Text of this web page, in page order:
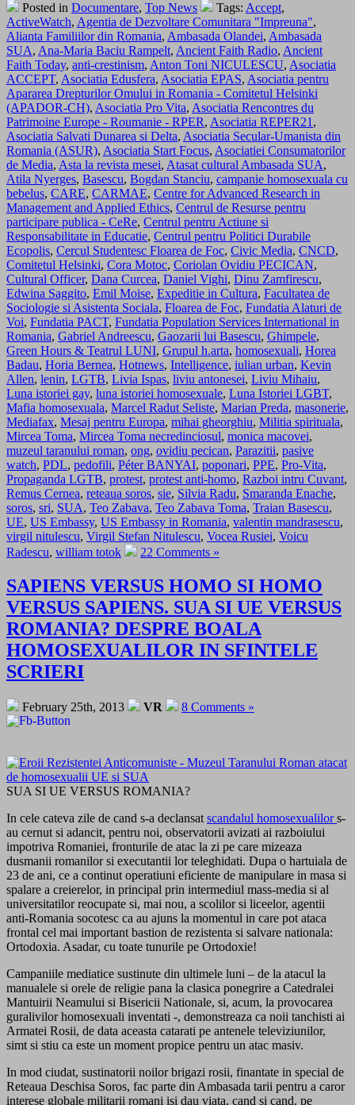
Posted in Documentare, Top News Tags: Accept,
ActiveWatch, Agentia de Dezvoltare Comunitara "Impreuna",
Alianta Familiilor din Romania, Ambasada Olandei, Ambasada
SUA, Ana-Maria Baciu Rampelt, Ancient Faith Radio, Ancient
Faith Today, anti-crestinism, Anton Toni NICULESCU, Asociatia
ACCEPT, Asociatia Edusfera, Asociatia EPAS, Asociatia pentru
Apararea Drepturilor Omului in Romania - Comitetul Helsinki
(APADOR-CH), Asociatia Pro Vita, Asociatia Rencontres du
Patrimoine Europe - Roumanie - RPER, Asociatia REPER21 ,
Asociatia Salvati Dunarea si Delta, Asociatia Secular-Umanista din
Romania (ASUR), Asociatia Start Focus, Asociatiei Consumatorilor
de Media, Asta la revista mesei, Atasat cultural Ambasada SUA,
Atila Nyerges, Basescu, Bogdan Stanciu, campanie homosexuala cu
bebelus, CARE, CARMAE, Centre for Advanced Research in
Management and Applied Ethics, Centrul de Resurse pentru
participare publica - CeRe, Centrul pentru Actiune si
Responsabilitate in Educatie, Centrul pentru Politici Durabile
Ecopolis, Cercul Studentesc Floarea de Foc, Civic Media, CNCD,
Comitetul Helsinki, Cora Motoc, Coriolan Ovidiu PECICAN,
Cultural Officer, Dana Curcea, Daniel Vighi, Dinu Zamfirescu,
Edwina Saggito, Emil Moise, Expeditie in Cultura, Facultatea de
Sociologie si Asistenta Sociala, Floarea de Foc, Fundatia Alaturi de
Voi, Fundatia PACT, Fundatia Population Services International in
Romania, Gabriel Andreescu, Gaozarii lui Basescu, Ghimpele,
Green Hours & Teatrul LUNI, Grupul h.arta, homosexuali, Horea
Badau, Horia Bernea, Hotnews, Intelligence, iulian urban, Kevin
Allen, lenin, LGTB, Livia Ispas, liviu antonesei, Liviu Mihaiu,
Luna istoriei gay, luna istoriei homosexuale, Luna Istoriei LGBT,
Mafia homosexuala, Marcel Radut Seliste, Marian Preda, masonerie,
Mediafax, Mesaj pentru Europa, mihai gheorghiu, Militia spirituala,
Mircea Toma, Mircea Toma necredinciosul, monica macovei,
muzeul taranului roman, ong, ovidiu pecican, Parazitii, pasive
watch, PDL, pedofili, Péter BANYAI, poponari, PPE, Pro-Vita,
Propaganda LGTB, protest, protest anti-homo, Razboi intru Cuvant,
Remus Cernea, reteaua soros, sie, Silvia Radu, Smaranda Enache,
soros, sri, SUA, Teo Zabava, Teo Zabava Toma, Traian Basescu,
UE, US Embassy, US Embassy in Romania, valentin mandrasescu,
virgil nitulescu, Virgil Stefan Nitulescu, Vocea Rusiei, Voicu
Radescu, william totok 22 Comments »
SAPIENS VERSUS HOMO SI HOMO
VERSUS SAPIENS. SUA SI UE VERSUS
ROMANIA? DESPRE BOALA
HOMOSEXUALILOR IN SFINTELE
SCRIERI
February 25th, 2013 VR 8 Comments »
SUA SI UE VERSUS ROMANIA?
In cele cateva zile de cand s-a declansat scandalul homosexualilors-
au cernut si adancit, pentru noi, observatorii avizati ai razboiului
impotriva Romaniei, fronturile de atac la zi pe care mizeaza
dusmanii romanilor si executantii lor teleghidati. Dupa o hartuiala de
23 de ani, ce a continut operatiuni eficiente de manipulare in masa si
spalare a creierelor, in principal prin intermediul mass-media si al
universitatilor reocupate si, mai nou, a scolilor si liceelor, agentii
anti-Romania socotesc ca au ajuns la momentul in care pot ataca
frontal cel mai important bastion de rezistenta si salvare nationala:
Ortodoxia. Asadar, cu toate tunurile pe Ortodoxie!
Campaniile mediatice sustinute din ultimele luni – de la atacul la
manualele si orele de religie pana la clasica ponegrire a Catedralei
Mantuirii Neamului si Bisericii Nationale, si, acum, la provocarea
guralivilor homosexuali inventati -, demonstreaza ca noii tanchisti ai
Armatei Rosii, de data aceasta catarati pe antenele televiziunilor,
simt si stiu ca este un moment propice pentru un atac masiv.
In mod ciudat, sustinatorii noilor brigazi rosii, finantate in special de
Reteaua Deschisa Soros, fac parte din Ambasada tarii pentru a caror
interese globale militarii romani isi dau viata, cand si cand, pe